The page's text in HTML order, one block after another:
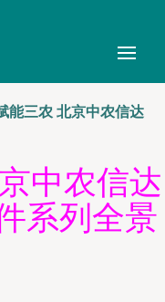
能三农 北京中农信达
中农信达
系列全景